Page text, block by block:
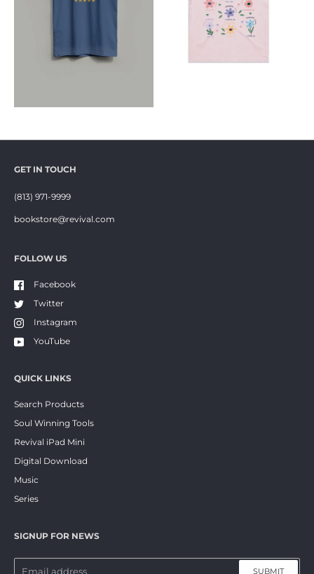
GET IN TOUCH
(813) 971-9999
bookstore@revival.com
FOLLOW US
Facebook
Twitter
Instagram
YouTube
QUICK LINKS
Search Products
Soul Winning Tools
Revival iPad Mini
Digital Download
Music
Series
SIGNUP FOR NEWS
SUBMIT